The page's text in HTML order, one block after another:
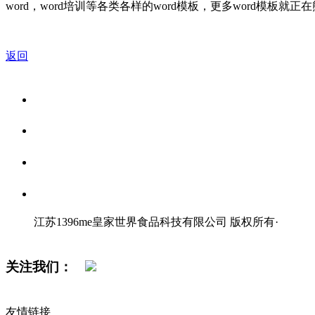
word，word培训等各类各样的word模板，更多word模板就正在
返回
江苏1396me皇家世界食品科技有限公司 版权所有·
关注我们：
友情链接